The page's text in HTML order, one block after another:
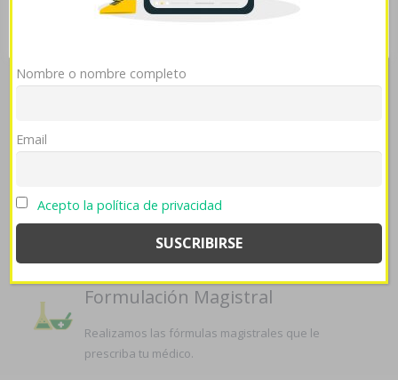
SERVICIOS QUE OFRECEMOS EN
Nuestro equipo de profesionales controla y revisa
su medicación, asesorándole si es necesario.
Formulación Magistral
Realizamos las fórmulas magistrales que le
prescriba tu médico.
Mostrar detalles
OK Rechazar
Nombre o nombre completo
Email
Acepto la política de privacidad